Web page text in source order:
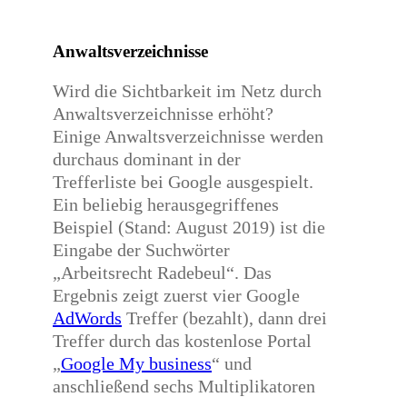
Anwaltsverzeichnisse
Wird die Sichtbarkeit im Netz durch
Anwaltsverzeichnisse erhöht?
Einige Anwaltsverzeichnisse werden
durchaus dominant in der
Trefferliste bei Google ausgespielt.
Ein beliebig herausgegriffenes
Beispiel (Stand: August 2019) ist die
Eingabe der Suchwörter
„Arbeitsrecht Radebeul“. Das
Ergebnis zeigt zuerst vier Google
AdWords Treffer (bezahlt), dann drei
Treffer durch das kostenlose Portal
„Google My business“ und
anschließend sechs Multiplikatoren